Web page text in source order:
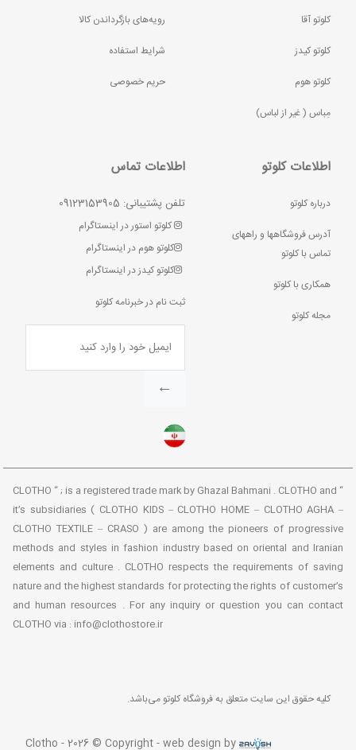
کلوتو آقا
کلوتو کیدز
کلوتو هوم
مِباس ( غير از لباس)
رویه‌های بازگرداندن کالا
شرایط استفاده
حریم خصوصی
اطلاعات کلوتو
درباره کلوتو
آدرس فروشگاهها و راههای
تماس با کلوتو
همکاری با کلوتو
مجله کلوتو
اطلاعات تماس
تلفن پشتیبانی: 09123153905
کلوتو استور در اینستاگرام
کلوتو هوم در اینستاگرام
کلوتو کیدز در اینستاگرام
ثبت نام در خبرنامه کلوتو
←
“ CLOTHO “ ; is a registered trade mark by Ghazal Bahmani . CLOTHO and
it’s subsidiaries ( CLOTHO KIDS – CLOTHO HOME – CLOTHO AGHA –
CLOTHO TEXTILE – CRASO ) are among the pioneers of progressive
methods and styles in fashion industry based on oriental and Iranian
elements and culture . CLOTHO respects the requirements of saving
nature and the highest standards for protecting the rights of customer’s
and human resources . For any inquiry or question you can contact
CLOTHO via : info@clothostore.ir
کلیه حقوق این سایت متعلق به فروشگاه کلوتو می‌باشد.
Clotho - 2026 © Copyright - web design by